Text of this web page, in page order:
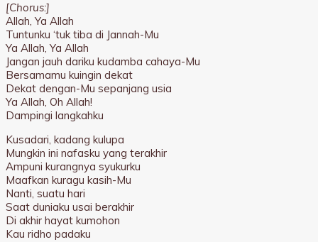
[Chorus:]
Allah, Ya Allah
Tuntunku ‘tuk tiba di Jannah-Mu
Ya Allah, Ya Allah
Jangan jauh dariku kudamba cahaya-Mu
Bersamamu kuingin dekat
Dekat dengan-Mu sepanjang usia
Ya Allah, Oh Allah!
Dampingi langkahku
Kusadari, kadang kulupa
Mungkin ini nafasku yang terakhir
Ampuni kurangnya syukurku
Maafkan kuragu kasih-Mu
Nanti, suatu hari
Saat duniaku usai berakhir
Di akhir hayat kumohon
Kau ridho padaku